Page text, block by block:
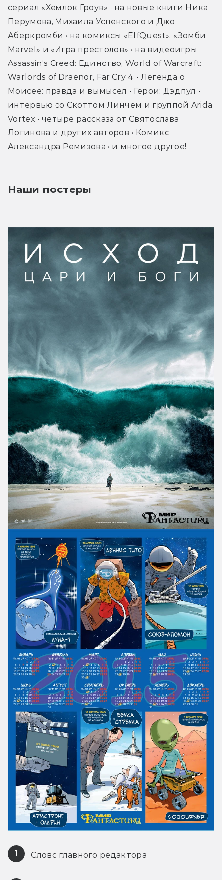
сериал «Хемлок Гроув» • на новые книги Ника
Перумова, Михаила Успенского и Джо
Аберкромби • на комиксы «ElfQuest», «Зомби
Marvel» и «Игра престолов» • на видеоигры
Assassin’s Creed: Единство, World of Warcraft:
Warlords of Draenor, Far Cry 4 • Легенда о
Моисее: правда и вымысел • Герои: Дэдпул •
интервью со Скоттом Линчем и группой Arida
Vortex • четыре рассказа от Святослава
Логинова и других авторов • Комикс
Александра Ремизова • и многое другое!
Наши постеры
1 Слово главного редактора